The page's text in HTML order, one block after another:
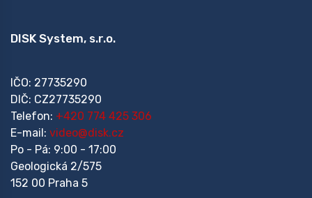
DISK System, s.r.o.
IČO: 27735290
DIČ: CZ27735290
Telefon: +420 774 425 306
E-mail: video@disk.cz
Po - Pá: 9:00 - 17:00
Geologická 2/575
152 00 Praha 5